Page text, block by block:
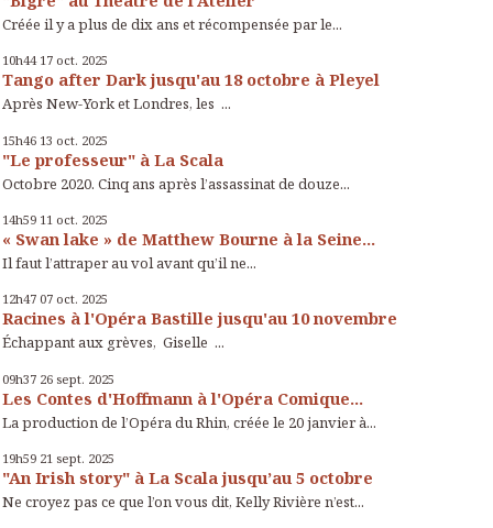
Créée il y a plus de dix ans et récompensée par le...
10h44 17 oct. 2025
Tango after Dark jusqu'au 18 octobre à Pleyel
Après New-York et Londres, les ...
15h46 13 oct. 2025
"Le professeur" à La Scala
Octobre 2020. Cinq ans après l’assassinat de douze...
14h59 11 oct. 2025
« Swan lake » de Matthew Bourne à la Seine...
Il faut l’attraper au vol avant qu’il ne...
12h47 07 oct. 2025
Racines à l'Opéra Bastille jusqu'au 10 novembre
Échappant aux grèves, Giselle ...
09h37 26 sept. 2025
Les Contes d'Hoffmann à l'Opéra Comique...
La production de l’Opéra du Rhin, créée le 20 janvier à...
19h59 21 sept. 2025
"An Irish story" à La Scala jusqu’au 5 octobre
Ne croyez pas ce que l’on vous dit, Kelly Rivière n’est...